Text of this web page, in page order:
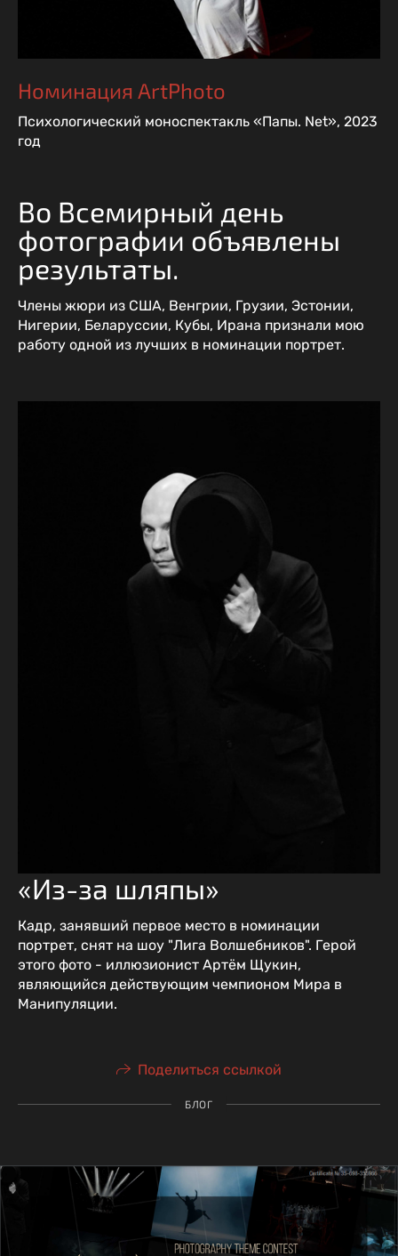
Номинация ArtPhoto
Психологический моноспектакль «Папы. Net», 2023
год
Во Всемирный день
фотографии объявлены
результаты.
Члены жюри из США, Венгрии, Грузии, Эстонии,
Нигерии, Беларуссии, Кубы, Ирана признали мою
работу одной из лучших в номинации портрет.
«Из-за шляпы»
Кадр, занявший первое место в номинации
портрет, снят на шоу "Лига Волшебников". Герой
этого фото - иллюзионист Артём Щукин,
являющийся действующим чемпионом Мира в
Манипуляции.
Поделиться ссылкой
БЛОГ